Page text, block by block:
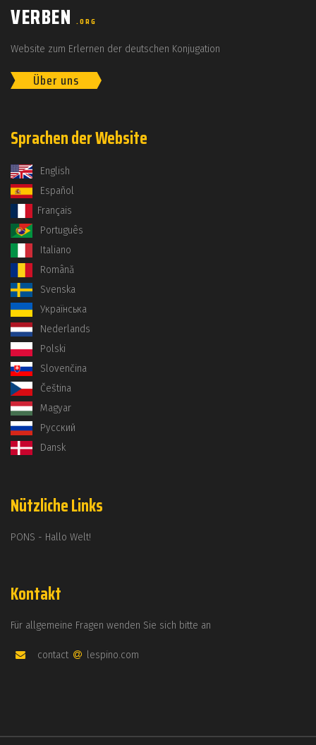
VERBEN .ORG
Website zum Erlernen der deutschen Konjugation
Über uns
Sprachen der Website
English
Español
Français
Português
Italiano
Română
Svenska
Українська
Nederlands
Polski
Slovenčina
Čeština
Magyar
Русский
Dansk
Nützliche Links
PONS - Hallo Welt!
Kontakt
Für allgemeine Fragen wenden Sie sich bitte an
contact lespino.com